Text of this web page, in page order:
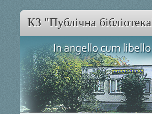
КЗ "Публічна